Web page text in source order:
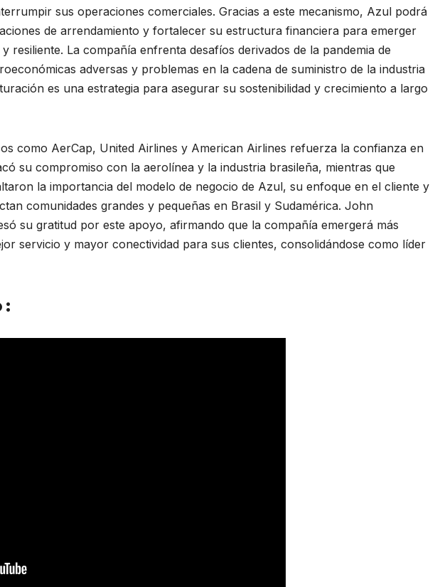
sus operaciones comerciales. Gracias a este mecanismo, Azul podrá
de arrendamiento y fortalecer su estructura financiera para emerger
resiliente. La compañía enfrenta desafíos derivados de la pandemia de
adversas y problemas en la cadena de suministro de la industria
es una estrategia para asegurar su sostenibilidad y crecimiento a largo
como AerCap, United Airlines y American Airlines refuerza la confianza en
su compromiso con la aerolínea y la industria brasileña, mientras que
la importancia del modelo de negocio de Azul, su enfoque en el cliente y
comunidades grandes y pequeñas en Brasil y Sudamérica. John
su gratitud por este apoyo, afirmando que la compañía emergerá más
servicio y mayor conectividad para sus clientes, consolidándose como líder
: